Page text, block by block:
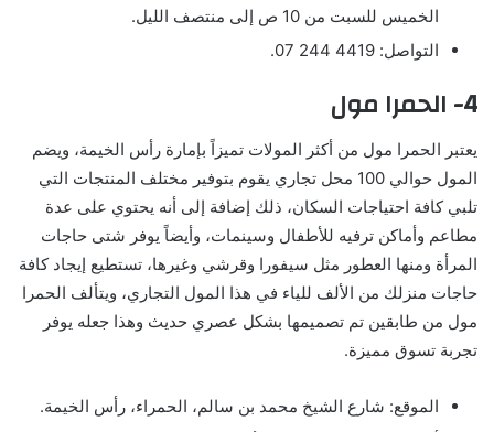
الخميس للسبت من 10 ص إلى منتصف الليل.
التواصل: 4419 244 07.
4- الحمرا مول
يعتبر الحمرا مول من أكثر المولات تميزاً بإمارة رأس الخيمة، ويضم
المول حوالي 100 محل تجاري يقوم بتوفير مختلف المنتجات التي
تلبي كافة احتياجات السكان، ذلك إضافة إلى أنه يحتوي على عدة
مطاعم وأماكن ترفيه للأطفال وسينمات، وأيضاً يوفر شتى حاجات
المرأة ومنها العطور مثل سيفورا وقرشي وغيرها، تستطيع إيجاد كافة
حاجات منزلك من الألف للياء في هذا المول التجاري، ويتألف الحمرا
مول من طابقين تم تصميمها بشكل عصري حديث وهذا جعله يوفر
تجربة تسوق مميزة.
الموقع: شارع الشيخ محمد بن سالم، الحمراء، رأس الخيمة.